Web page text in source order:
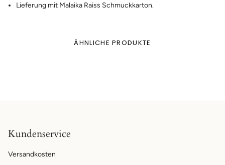
Lieferung mit Malaika Raiss Schmuckkarton.
ÄHNLICHE PRODUKTE
Kundenservice
Versandkosten